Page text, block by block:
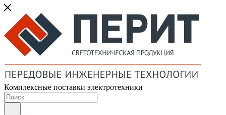
Комплексные поставки электротехники